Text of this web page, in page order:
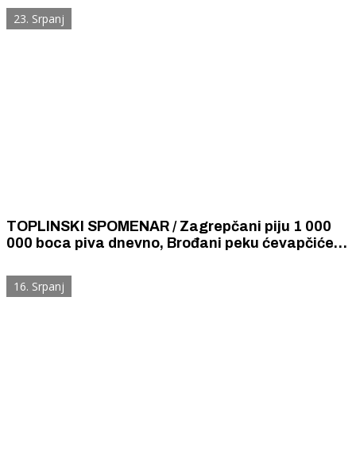
ćevapčiće u Šibenik.
23. Srpanj
TOPLINSKI SPOMENAR / Zagrepčani piju 1 000
000 boca piva dnevno, Brođani peku ćevapčiće
Siska nizvodno...
16. Srpanj